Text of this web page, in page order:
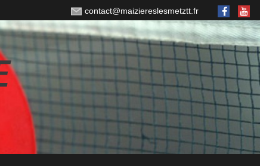
contact@maiziereslesmetztt.fr